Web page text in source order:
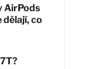
AirPods
dělají, co